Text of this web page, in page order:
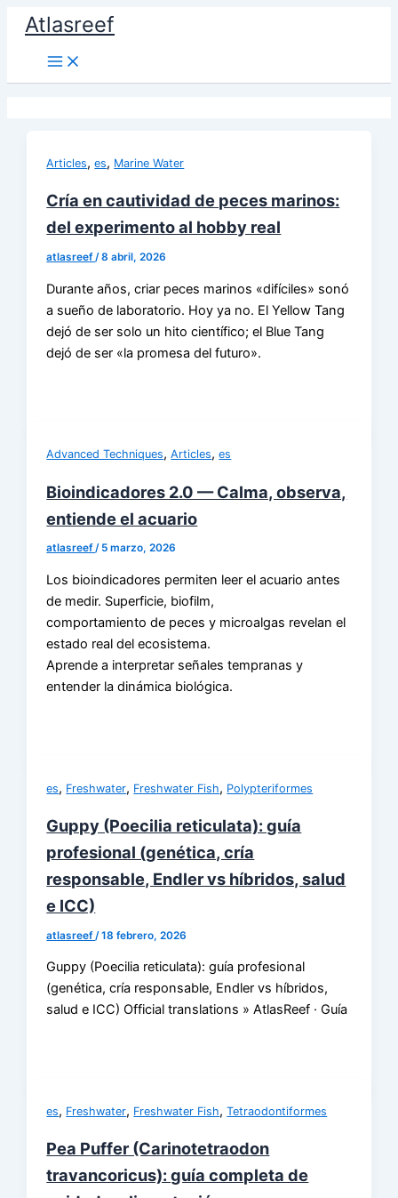
contenido
Atlasreef
Articles,es, Marine Water
Cría en cautividad de peces marinos:
del experimento al hobby real
atlasreef/8 abril, 2026
Durante años, criar peces marinos «difíciles» sonó
a sueño de laboratorio. Hoy ya no. El Yellow Tang
dejó de ser solo un hito científico; el Blue Tang
dejó de ser «la promesa del futuro».
Advanced Techniques,Articles,es
Bioindicadores 2.0 — Calma, observa,
entiende el acuario
atlasreef/ 5 marzo, 2026
Los bioindicadores permiten leer el acuario antes
de medir. Superficie, biofilm,
comportamiento de peces y microalgas revelan el
estado real del ecosistema.
Aprende a interpretar señales tempranas y
entender la dinámica biológica.
es, Freshwater, Freshwater Fish, Polypteriformes
Guppy (Poecilia reticulata): guía
profesional (genética, cría
responsable, Endler vs híbridos, salud
e ICC)
atlasreef /18 febrero, 2026
Guppy (Poecilia reticulata): guía profesional
(genética, cría responsable, Endler vs híbridos,
salud e ICC) Official translations » AtlasReef · Guía
es, Freshwater, Freshwater Fish,Tetraodontiformes
Pea Puffer (Carinotetraodon
travancoricus): guía completa de